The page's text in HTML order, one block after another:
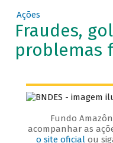
Ações
Fraudes,
problemas
Fundo
acompanhar as
o site oficial ou